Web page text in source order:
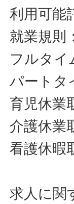
利用可能
就業規則：
フルタイ
パートタ
育児休業
介護休業
看護休暇
求人に関